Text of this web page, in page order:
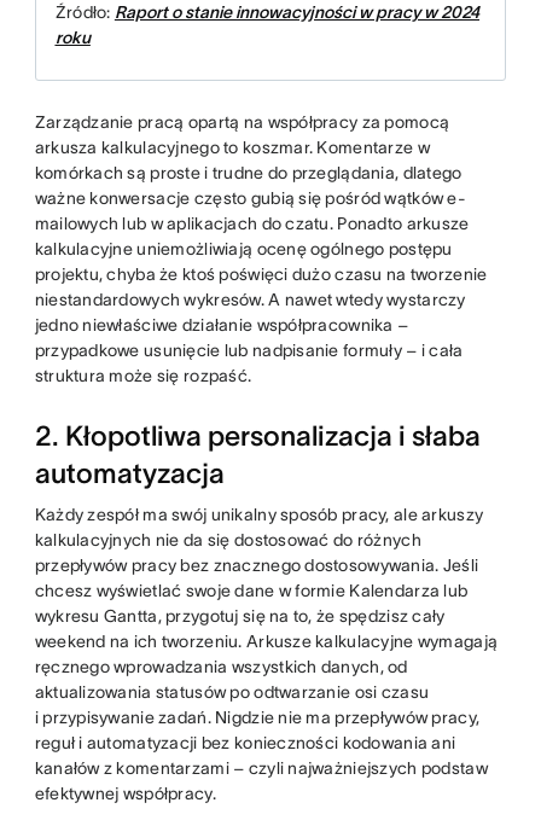
Źródło: Raport o stanie innowacyjności w pracy w 2024
roku
Zarządzanie pracą opartą na współpracy za pomocą
arkusza kalkulacyjnego to koszmar. Komentarze w
komórkach są proste i trudne do przeglądania, dlatego
ważne konwersacje często gubią się pośród wątków e-
mailowych lub w aplikacjach do czatu. Ponadto arkusze
kalkulacyjne uniemożliwiają ocenę ogólnego postępu
projektu, chyba że ktoś poświęci dużo czasu na tworzenie
niestandardowych wykresów. A nawet wtedy wystarczy
jedno niewłaściwe działanie współpracownika –
przypadkowe usunięcie lub nadpisanie formuły – i cała
struktura może się rozpaść.
2. Kłopotliwa personalizacja i słaba
automatyzacja
Każdy zespół ma swój unikalny sposób pracy, ale arkuszy
kalkulacyjnych nie da się dostosować do różnych
przepływów pracy bez znacznego dostosowywania. Jeśli
chcesz wyświetlać swoje dane w formie Kalendarza lub
wykresu Gantta, przygotuj się na to, że spędzisz cały
weekend na ich tworzeniu. Arkusze kalkulacyjne wymagają
ręcznego wprowadzania wszystkich danych, od
aktualizowania statusów po odtwarzanie osi czasu
i przypisywanie zadań. Nigdzie nie ma przepływów pracy,
reguł i automatyzacji bez konieczności kodowania ani
kanałów z komentarzami – czyli najważniejszych podstaw
efektywnej współpracy.